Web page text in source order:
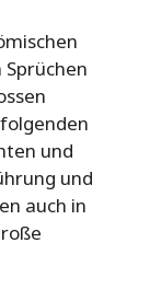
und
und
auch in